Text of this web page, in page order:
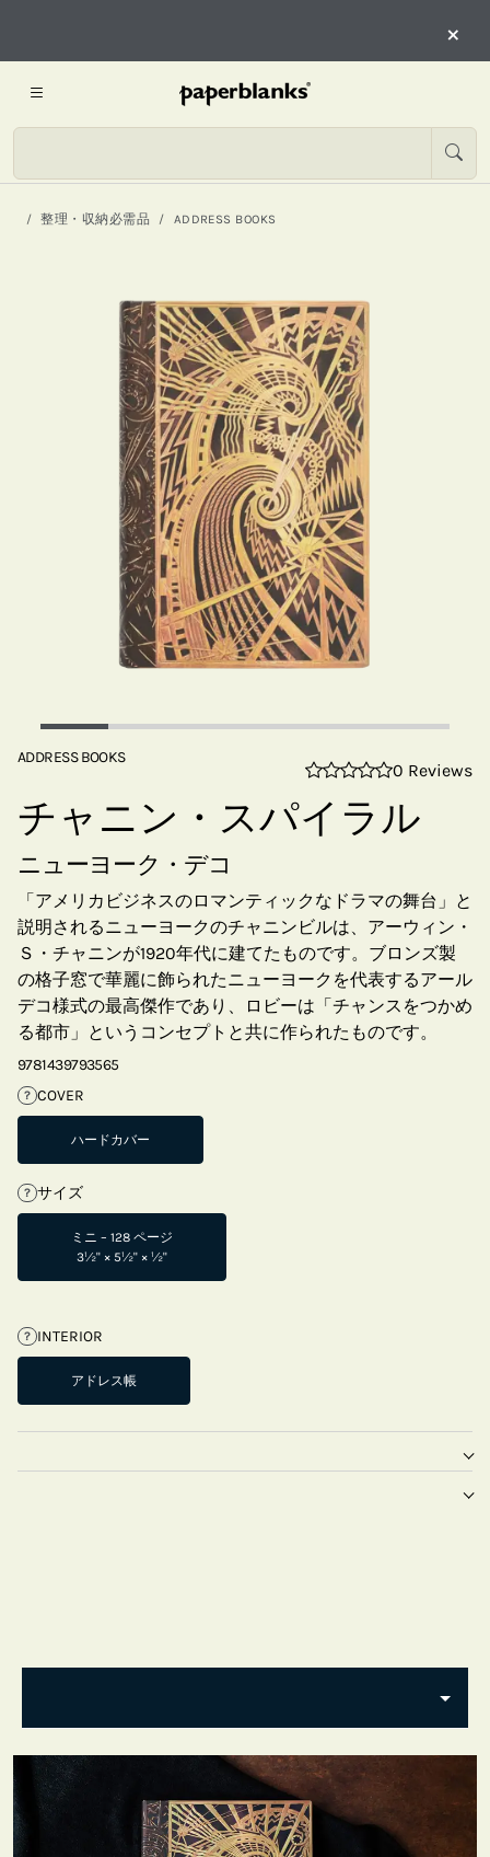
×
整理・収納必需品 ADDRESS BOOKS
ADDRESS BOOKS
0 Reviews
チャニン・スパイラル
ニューヨーク・デコ
「アメリカビジネスのロマンティックなドラマの舞台」と
説明されるニューヨークのチャニンビルは、アーウィン・
Ｓ・チャニンが1920年代に建てたものです。ブロンズ製
の格子窓で華麗に飾られたニューヨークを代表するアール
デコ様式の最高傑作であり、ロビーは「チャンスをつかめ
る都市」というコンセプトと共に作られたものです。
9781439793565
? COVER
ハードカバー
? サイズ
ミニ – 128 ページ
3½" × 5½" × ½"
? INTERIOR
アドレス帳